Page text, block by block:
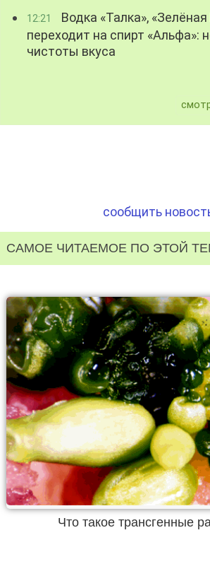
12:21
Водка «Талка»,
переходит на спирт «Альфа»:
чистоты вкуса
сообщить
САМОЕ ЧИТАЕМОЕ ПО ЭТОЙ
Что такое трансгенные